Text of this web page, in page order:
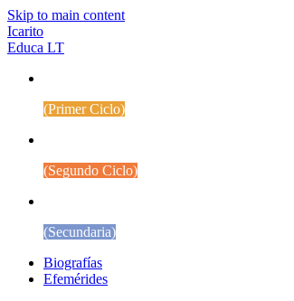
Skip to main content
Icarito
Educa LT
(Primer Ciclo)
(Segundo Ciclo)
(Secundaria)
Biografías
Efemérides